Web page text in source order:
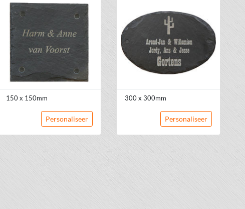
150 x 150mm
Personaliseer
300 x 300mm
Personaliseer